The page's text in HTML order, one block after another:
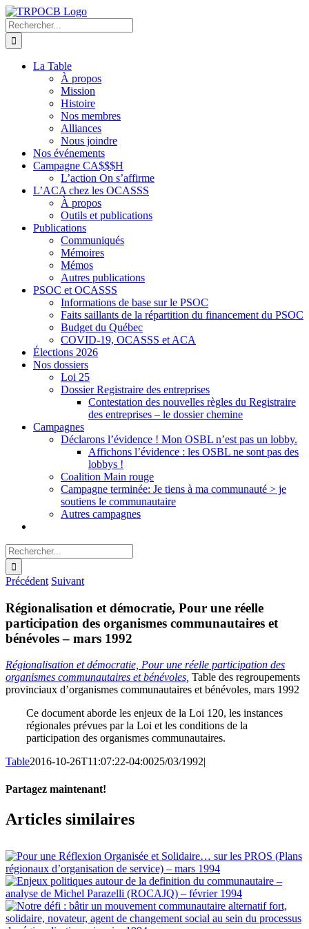
Passer
au
contenu
Rechercher:
La Table
À propos
Mission
Histoire
Nos membres
Alliances
Nous joindre
Nos événements
Campagne CA$$$H
L’action On s’affirme
L’ACA chez les OCASSS
À propos
Outils et publications
Publications
Communiqués
Mémoires
Mémos
Autres publications
PSOC et OCASSS
Informations de base sur le PSOC
Faits saillants de la répartition du financement du PSOC
Budget du Québec
COVID-19, OCASSS et ACA
Élections 2026
Nos dossiers
Loi 25
Dossier Registraire des entreprises
Contestation des nouvelles règles du Registraire
des entreprises – le dossier chemine
Campagnes
Déclarons l’évidence ! Mon OSBL n’est pas un lobby.
Affichons l’évidence : les OSBL ne sont pas des
lobbys !
Coalition Main rouge
Campagne terminée: Je tiens à ma communauté > je
soutiens le communautaire
Autres campagnes
Rechercher:
Précédent Suivant
Régionalisation et démocratie, Pour une réelle
participation des organismes communautaires et
bénévoles – mars 1992
Régionalisation et démocratie, Pour une réelle participation des
organismes communautaires et bénévoles, Table des regroupements
provinciaux d’organismes communautaires et bénévoles, mars 1992
Ce document aborde les enjeux de la Loi 120, les instances
régionales prévues par la Loi et les conditions de la
participation des organismes communautaires.
Table2016-10-26T11:07:22-04:0025/03/1992|
Partagez maintenant!
Facebook
X
Email
Articles similaires